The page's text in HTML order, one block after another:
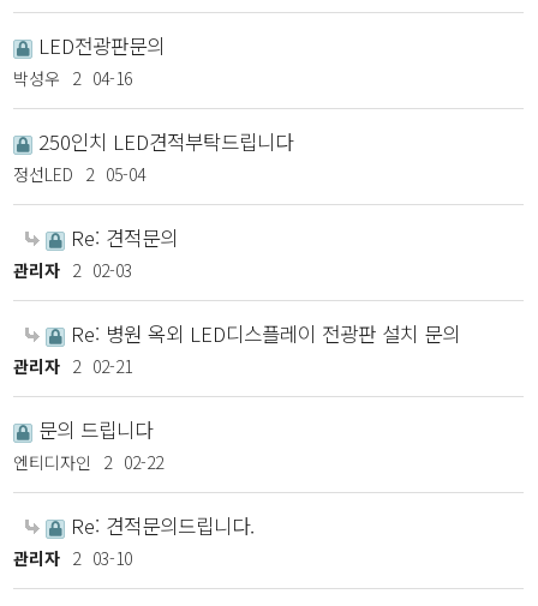
LED전광판문의
박성우 2 04-16
250인치 LED견적부탁드립니다
정선LED 2 05-04
Re: 견적문의
관리자 2 02-03
Re: 병원 옥외 LED디스플레이 전광판 설치 문의
관리자 2 02-21
문의 드립니다
엔티디자인 2 02-22
Re: 견적문의드립니다.
관리자 2 03-10